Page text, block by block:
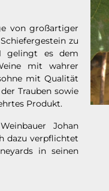
von großartiger
zu
gelingt es dem
mit wahrer
mit Qualität
Trauben sowie
Produkt.
Johan
dazu verpflichtet
in seinen